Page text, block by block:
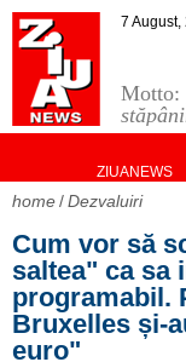
7 August,
ZIUANEWS
home Dezvaluiri
Cum vor să
saltea" ca sa
programabil.
Bruxelles și-
euro"